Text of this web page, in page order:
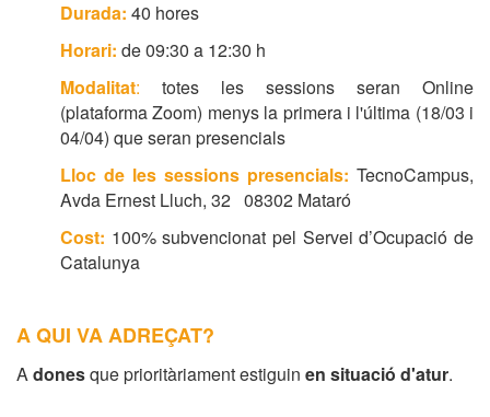
Durada: 40 hores
Horari: de 09:30 a 12:30 h
Modalitat: totes les sessions seran Online
(plataforma Zoom) menys la primera i l'última (18/03 i
04/04) que seran presencials
Lloc de les sessions presencials: TecnoCampus,
Avda Ernest Lluch, 32 08302 Mataró
Cost: 100% subvencionat pel Servei d’Ocupació de
Catalunya
A QUI VA ADREÇAT?
Adonesque prioritàriament estiguin en situació d'atur.